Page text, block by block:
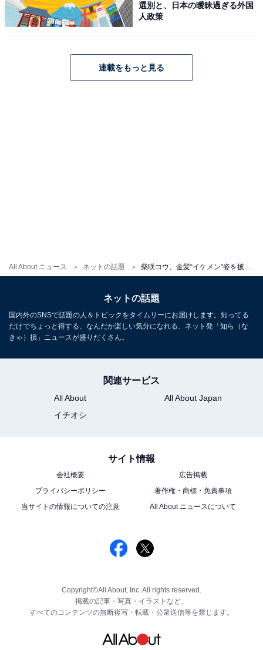
All About ニュース ネットの話題
選別と、日本の曖昧過ぎる外国
人政策
連載をもっと見る
ネットの話題
国内外のSNSで話題の人＆トピックをタイムリーにお届けします。知ってる
だけでちょっと得する、なんだか楽しい気分になれる、ネット発「知ら（な
きゃ）損」ニュースが盛りだくさん。
関連サービス
All About
All About Japan
イチオシ
サイト情報
会社概要
広告掲載
プライバシーポリシー
著作権・商標・免責事項
当サイトの情報についての注意
All About ニュースについて
Copyright©All About, Inc. All rights reserved.
掲載の記事・写真・イラストなど、
すべてのコンテンツの無断複写・転載・公衆送信等を禁じます。